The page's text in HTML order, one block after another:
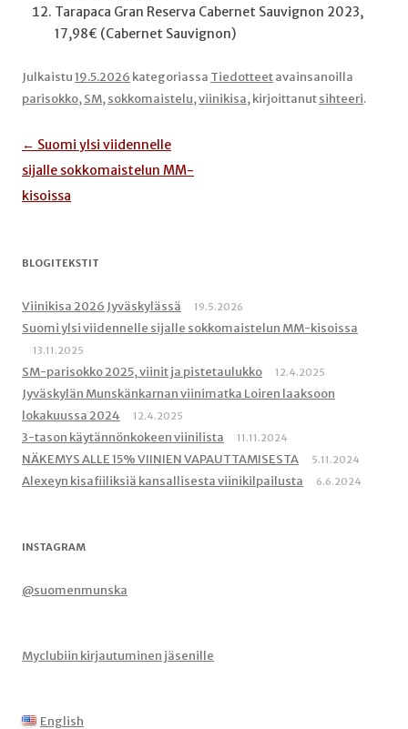
Tarapaca Gran Reserva Cabernet Sauvignon 2023,
17,98€ (Cabernet Sauvignon)
Julkaistu19.5.2026 kategoriassa Tiedotteetavainsanoilla
parisokko,SM,sokkomaistelu,viinikisa, kirjoittanutsihteeri.
Artikkelien
selaus
← Suomi ylsi viidennelle
sijalle sokkomaistelun MM-
kisoissa
BLOGITEKSTIT
Viinikisa 2026 Jyväskylässä 19.5.2026
Suomi ylsi viidennelle sijalle sokkomaistelun MM-kisoissa
13.11.2025
SM-parisokko 2025, viinit ja pistetaulukko 12.4.2025
Jyväskylän Munskänkarnan viinimatka Loiren laaksoon
lokakuussa 2024
12.4.2025
3-tason käytännönkokeen viinilista 11.11.2024
NÄKEMYS ALLE 15% VIINIEN VAPAUTTAMISESTA 5.11.2024
Alexeyn kisafiiliksiä kansallisesta viinikilpailusta 6.6.2024
INSTAGRAM
@suomenmunska
Myclubiin kirjautuminen jäsenille
English